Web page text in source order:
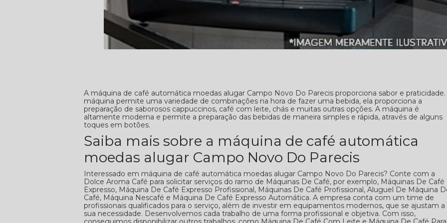
A máquina de café automática moedas alugar Campo Novo Do Parecis proporciona sabor e praticidade.
máquina permite uma variedade de combinações na hora de fazer uma bebida, ela proporciona a
preparação de saborosos cappuccinos, café com leite, chás e muitas outras opções. A máquina é
altamente moderna e permite a preparação das bebidas de maneira simples e rápida, através de alguns
toques em botões.
Saiba mais sobre a máquina de café automática
moedas alugar Campo Novo Do Parecis
Interessado em máquina de café automática moedas alugar Campo Novo Do Parecis? Conte com a
Dolce Aroma Café para solicitar serviços do ramo de Máquinas De Café, por exemplo, Máquinas De Café
Expresso, Máquina De Café Expresso Profissional, Máquinas De Café Profissional, Aluguel De Máquina
Café, Máquina Nescafé e Máquina De Café Expresso Automática. A empresa conta com um time de
profissionais qualificados para o serviço, além de investir em equipamentos modernos, que se ajustam a
sua necessidade. Desenvolvemos cada trabalho de uma forma profissional e objetiva. Com isso,